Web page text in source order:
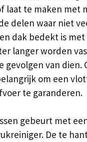
laat te maken met
delen waar niet
dak bedekt is
langer worden
gevolgen van dien.
om een
te garanderen.
gebeurt met
De te